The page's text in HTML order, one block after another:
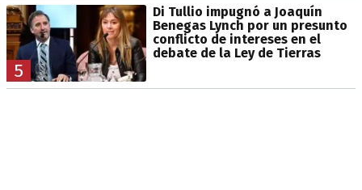
5
Di Tullio impugnó a Joaquín
Benegas Lynch por un presunto
conflicto de intereses en el
debate de la Ley de Tierras